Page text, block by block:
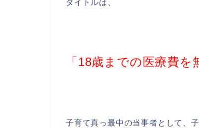
タイトルは、
「18歳までの医療費を
子育て真っ最中の当事者として、